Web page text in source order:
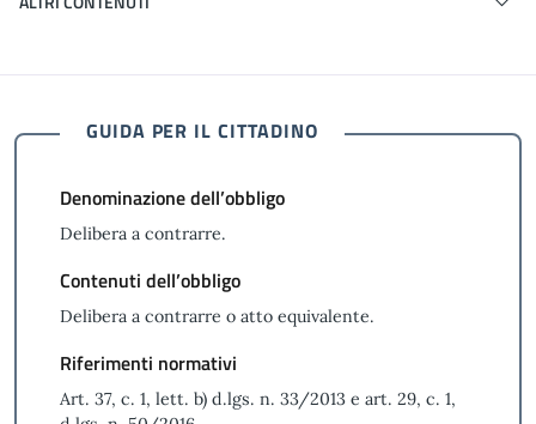
GUIDA PER IL CITTADINO
Denominazione dell’obbligo
Delibera a contrarre.
Contenuti dell’obbligo
Delibera a contrarre o atto equivalente.
Riferimenti normativi
Art. 37, c. 1, lett. b) d.lgs. n. 33/2013 e art. 29, c. 1,